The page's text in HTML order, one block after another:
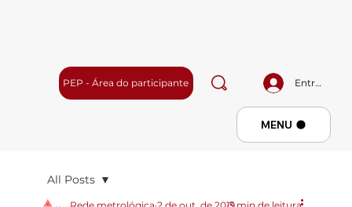
Entrar
PEP - Área do participante
Menu
MENU
All Posts